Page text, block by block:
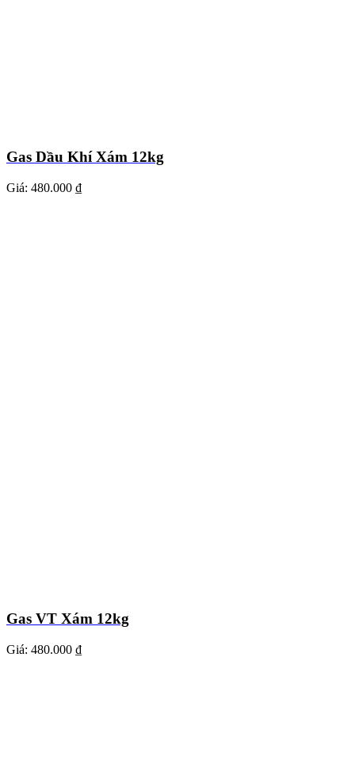
Gas Dầu Khí Xám 12kg
Giá: 480.000 ₫
Gas VT Xám 12kg
Giá: 480.000 ₫